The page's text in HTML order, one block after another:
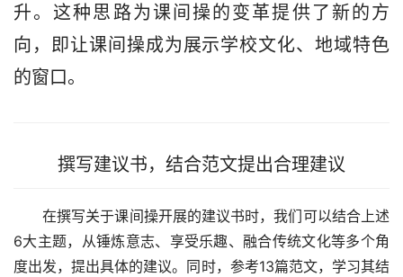
升。这种思路为课间操的变革提供了新的方
向，即让课间操成为展示学校文化、地域特色
的窗口。
撰写建议书，结合范文提出合理建议
在撰写关于课间操开展的建议书时，我们可以结合上述
6大主题，从锤炼意志、享受乐趣、融合传统文化等多个角
度出发，提出具体的建议。同时，参考13篇范文，学习其结